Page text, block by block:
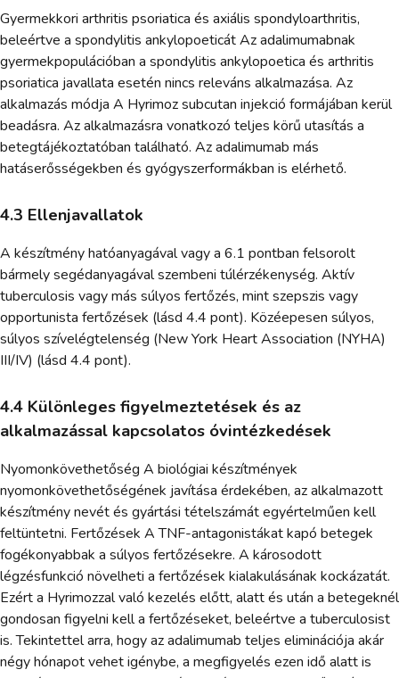
Gyermekkori arthritis psoriatica és axiális spondyloarthritis,
beleértve a spondylitis ankylopoeticát Az adalimumabnak
gyermekpopulációban a spondylitis ankylopoetica és arthritis
psoriatica javallata esetén nincs releváns alkalmazása. Az
alkalmazás módja A Hyrimoz subcutan injekció formájában kerül
beadásra. Az alkalmazásra vonatkozó teljes körű utasítás a
betegtájékoztatóban található. Az adalimumab más
hatáserősségekben és gyógyszerformákban is elérhető.
4.3 Ellenjavallatok
A készítmény hatóanyagával vagy a 6.1 pontban felsorolt
bármely segédanyagával szembeni túlérzékenység. Aktív
tuberculosis vagy más súlyos fertőzés, mint szepszis vagy
opportunista fertőzések (lásd 4.4 pont). Közéepesen súlyos,
súlyos szívelégtelenség (New York Heart Association (NYHA)
III/IV) (lásd 4.4 pont).
4.4 Különleges figyelmeztetések és az
alkalmazással kapcsolatos óvintézkedések
Nyomonkövethetőség A biológiai készítmények
nyomonkövethetőségének javítása érdekében, az alkalmazott
készítmény nevét és gyártási tételszámát egyértelműen kell
feltüntetni. Fertőzések A TNF-antagonistákat kapó betegek
fogékonyabbak a súlyos fertőzésekre. A károsodott
légzésfunkció növelheti a fertőzések kialakulásának kockázatát.
Ezért a Hyrimozzal való kezelés előtt, alatt és után a betegeknél
gondosan figyelni kell a fertőzéseket, beleértve a tuberculosist
is. Tekintettel arra, hogy az adalimumab teljes eliminációja akár
négy hónapot vehet igénybe, a megfigyelés ezen idő alatt is